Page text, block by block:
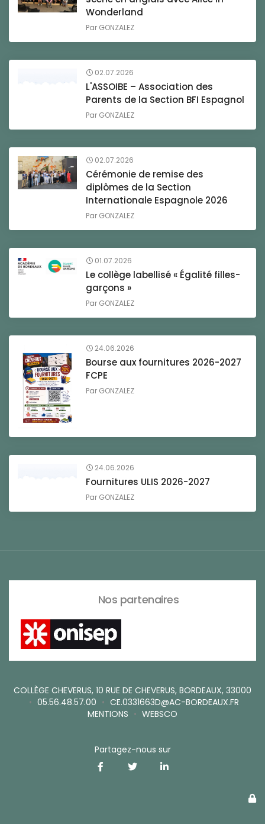
Wonderland
Par GONZALEZ
02.07.2026
L'ASSOIBE – Association des
Parents de la Section BFI Espagnol
Par GONZALEZ
02.07.2026
Cérémonie de remise des
diplômes de la Section
Internationale Espagnole 2026
Par GONZALEZ
01.07.2026
Le collège labellisé « Égalité filles-
garçons »
Par GONZALEZ
24.06.2026
Bourse aux fournitures 2026-2027
FCPE
Par GONZALEZ
24.06.2026
Fournitures ULIS 2026-2027
Par GONZALEZ
Nos partenaires
COLLÈGE CHEVERUS, 10 RUE DE CHEVERUS, BORDEAUX, 33000
• 05.56.48.57.00 • CE.0331663D@AC-BORDEAUX.FR
MENTIONS • WEBSCO
Partagez-nous sur